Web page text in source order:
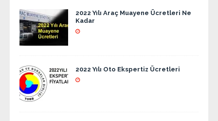
2022 Yılı Araç Muayene Ücretleri Ne
Kadar
2022 Yılı Oto Ekspertiz Ücretleri